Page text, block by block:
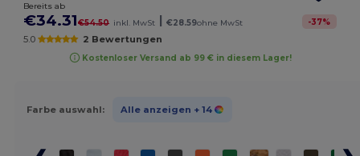
Bereits ab
€34.31€54.50 inkl. MwSt | €28.59ohne MwSt -37%
5.0 2 Bewertungen
Kostenloser Versand ab 99 € in diesem Lager!
Farbe auswahl: Alle anzeigen + 14